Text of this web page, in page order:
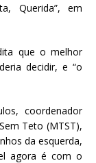
Querida”, em
que o melhor
decidir, e “o
coordenador
Teto (MTST),
da esquerda,
agora é com o